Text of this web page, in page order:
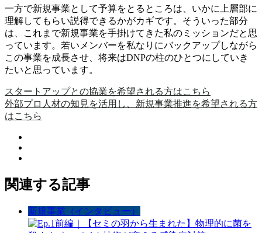
一方で新規事業として予算をとるところは、いかに上層部に
理解してもらい説得できるかがカギです。そういった部分
は、これまで新規事業を手掛けてきた私のミッションだと思
っています。若いメンバーを私なりにバックアップしながら
この事業を成長させ、将来はDNPの柱のひとつにしていき
たいと思っています。
スタートアップとの協業を希望される方はこちら
外部プロ人材の知見を活用し、新規事業推進を希望される方
はこちら
関連する記事
新規事業（インタビュー）